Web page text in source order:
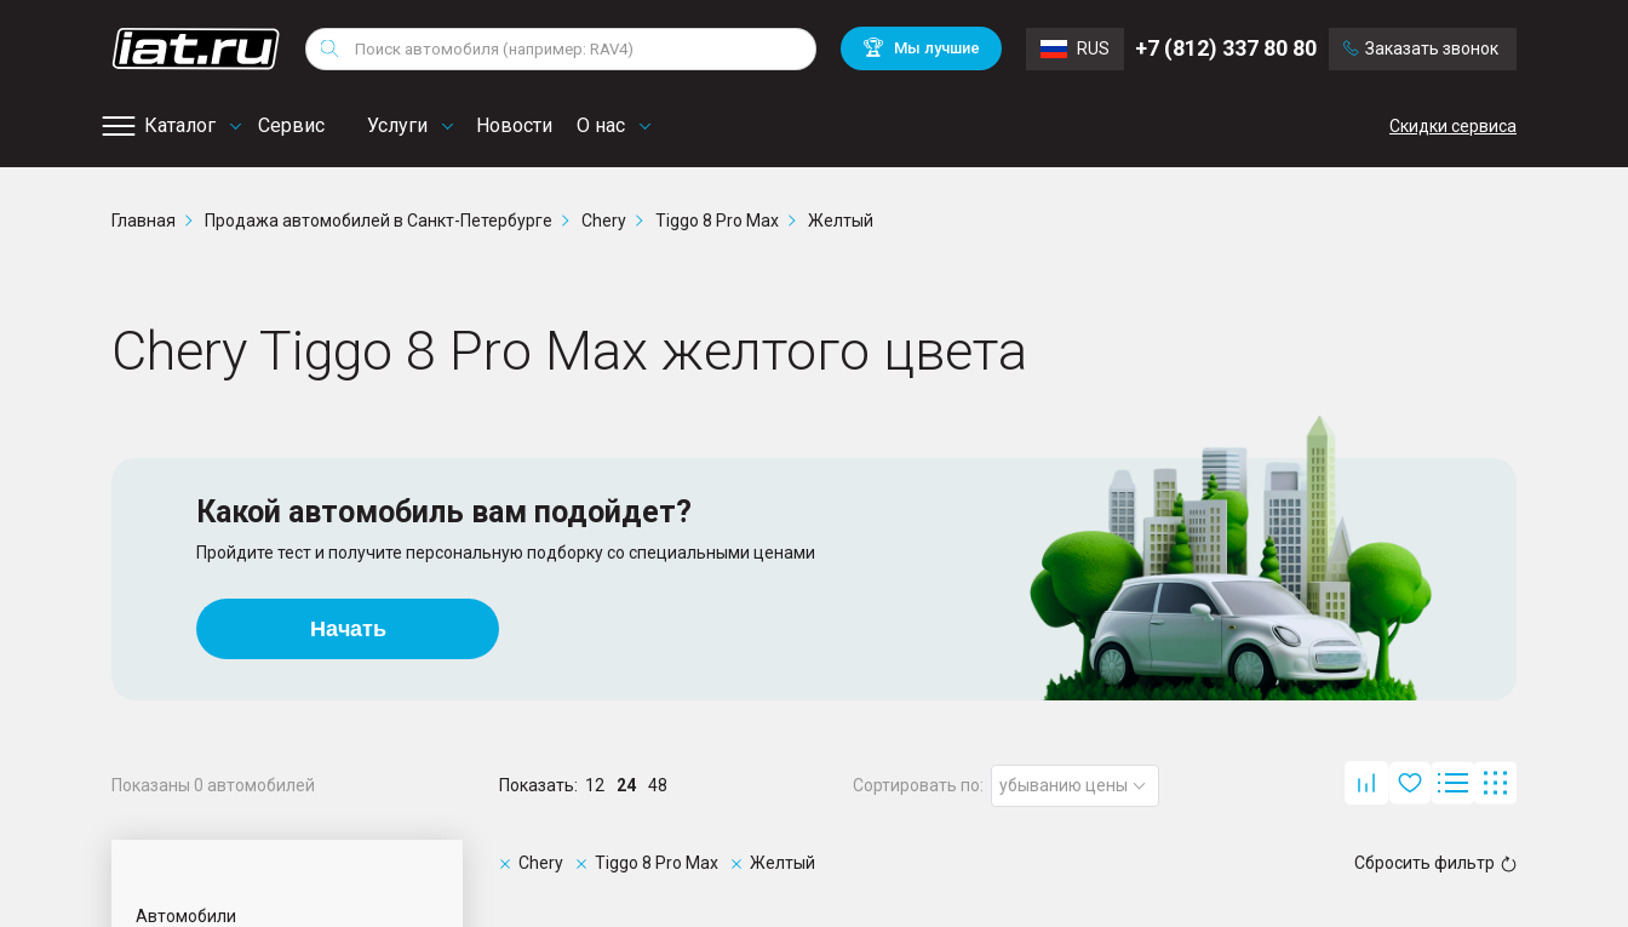
Поиск 🏆 Мы лучшие RUS +7 (812) 337 80 80 Заказать звонок
Каталог Сервис
сервис
Услуги Новости О нас Скидки сервиса
Снегоходы
Квадроциклы
Volkswagen
Mitsubishi BMW
Audi
Mercedes Benz Volvo
Главная Продажа автомобилей в Санкт-Петербурге Chery Tiggo 8 Pro Max Желтый
Chery Tiggo 8 Pro Max желтого цвета
Какой автомобиль вам подойдет?
Пройдите тест и получите персональную подборку со специальными ценами
Начать
Показаны 0 автомобилей
Автомобили
Показать: 12 24 48 Сортировать по: убыванию цены
Chery Tiggo 8 Pro Max Желтый Сбросить фильтр